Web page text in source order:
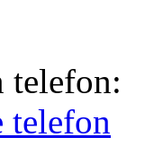
telefon:
telefon